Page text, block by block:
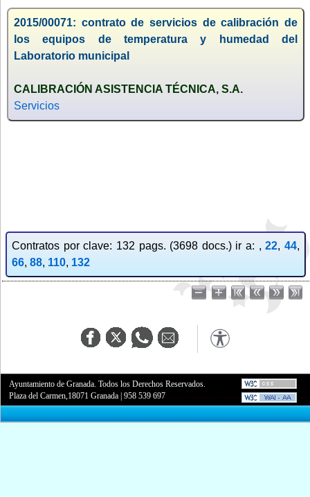
2015/00071: contrato de servicios de calibración de
los equipos de temperatura y humedad del
Laboratorio municipal
CALIBRACIÓN ASISTENCIA TÉCNICA, S.A.
Servicios
Contratos por clave: 132 pags. (3698 docs.) ir a: ,22,44,
66, 88, 110, 132
Ayuntamiento de Granada. Todos los Derechos Reservados.
Plaza del Carmen,18071 Granada |958 539 697